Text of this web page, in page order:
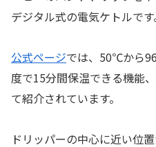
デジタル式の電気ケトルです
公式ページでは、50℃から
度で15分間保温できる機能
て紹介されています。
ドリッパーの中心に近い位